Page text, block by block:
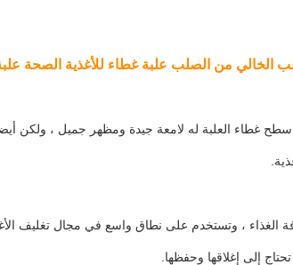
غطاء العلبة له لامعة جيدة ومظهر جميل ، ولكن أيضا
، وتستخدم على نطاق واسع في مجال تغليف
إلى إغلاقها وحفظها.